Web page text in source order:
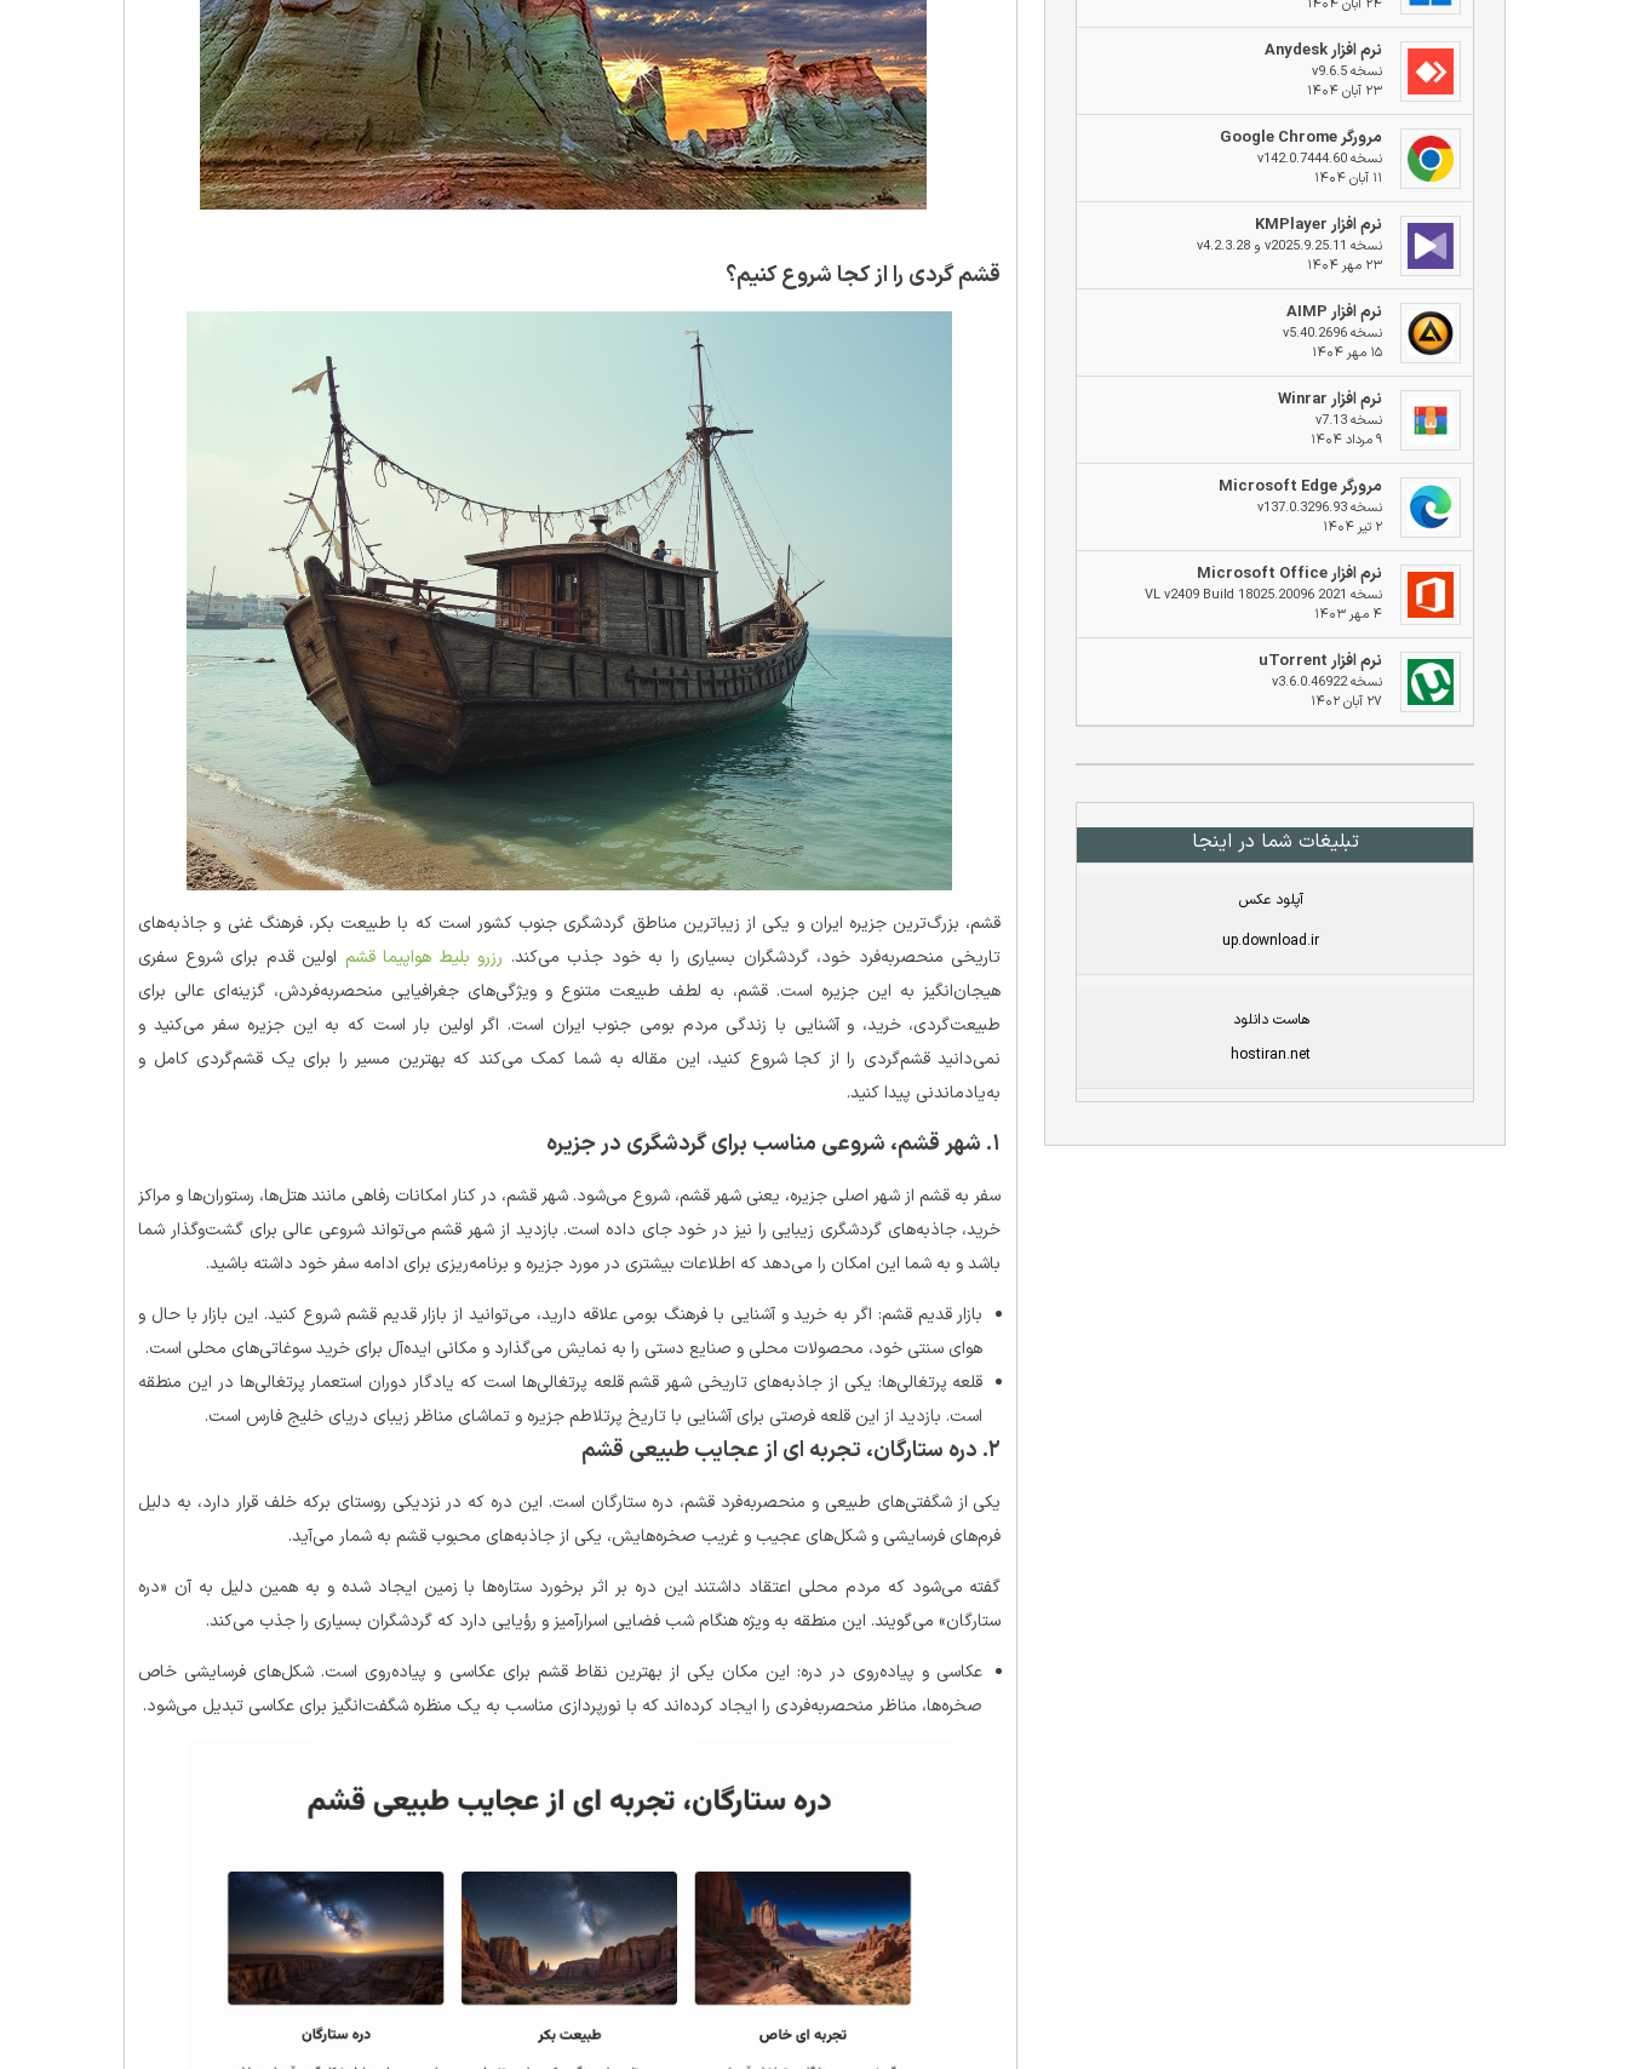
۲۴ آبان ۱۴۰۴
نرم افزار Anydesk
نسخه v9.6.5
۲۳ آبان ۱۴۰۴
مرورگر Google Chrome
نسخه v142.0.7444.60
۱۱ آبان ۱۴۰۴
نرم افزار KMPlayer
نسخه v2025.9.25.11 و v4.2.3.28
۲۳ مهر ۱۴۰۴
نرم افزار AIMP
نسخه v5.40.2696
۱۵ مهر ۱۴۰۴
نرم افزار Winrar
نسخه v7.13
۹ مرداد ۱۴۰۴
مرورگر Microsoft Edge
نسخه v137.0.3296.93
۲ تیر ۱۴۰۴
نرم افزار Microsoft Office
نسخه 2021 VL v2409 Build 18025.20096
۴ مهر ۱۴۰۳
نرم افزار uTorrent
نسخه v3.6.0.46922
۲۷ آبان ۱۴۰۲
تبلیغات شما در اینجا
آپلود عکس
up.download.ir
هاست دانلود
hostiran.net
قشم گردی را از کجا شروع کنیم؟
قشم، بزرگ‌ترین جزیره ایران و یکی از زیباترین مناطق گردشگری جنوب کشور است که با طبیعت بکر، فرهنگ غنی و جاذبه‌های
تاریخی منحصربه‌فرد خود، گردشگران بسیاری را به خود جذب می‌کند. رزرو بلیط هواپیما قشم اولین قدم برای شروع سفری
هیجان‌انگیز به این جزیره است. قشم، به لطف طبیعت متنوع و ویژگی‌های جغرافیایی منحصربه‌فردش، گزینه‌ای عالی برای
طبیعت‌گردی، خرید، و آشنایی با زندگی مردم بومی جنوب ایران است. اگر اولین بار است که به این جزیره سفر می‌کنید و
نمی‌دانید قشم‌گردی را از کجا شروع کنید، این مقاله به شما کمک می‌کند که بهترین مسیر را برای یک قشم‌گردی کامل و
به‌یادماندنی پیدا کنید.
۱. شهر قشم، شروعی مناسب برای گردشگری در جزیره
سفر به قشم از شهر اصلی جزیره، یعنی شهر قشم، شروع می‌شود. شهر قشم، در کنار امکانات رفاهی مانند هتل‌ها، رستوران‌ها و مراکز
خرید، جاذبه‌های گردشگری زیبایی را نیز در خود جای داده است. بازدید از شهر قشم می‌تواند شروعی عالی برای گشت‌وگذار شما
باشد و به شما این امکان را می‌دهد که اطلاعات بیشتری در مورد جزیره و برنامه‌ریزی برای ادامه سفر خود داشته باشید.
بازار قدیم قشم: اگر به خرید و آشنایی با فرهنگ بومی علاقه دارید، می‌توانید از بازار قدیم قشم شروع کنید. این بازار با حال و
هوای سنتی خود، محصولات محلی و صنایع دستی را به نمایش می‌گذارد و مکانی ایده‌آل برای خرید سوغاتی‌های محلی است.
قلعه پرتغالی‌ها: یکی از جاذبه‌های تاریخی شهر قشم قلعه پرتغالی‌ها است که یادگار دوران استعمار پرتغالی‌ها در این منطقه
است. بازدید از این قلعه فرصتی برای آشنایی با تاریخ پرتلاطم جزیره و تماشای مناظر زیبای دریای خلیج فارس است.
۲. دره ستارگان، تجربه ای از عجایب طبیعی قشم
یکی از شگفتی‌های طبیعی و منحصربه‌فرد قشم، دره ستارگان است. این دره که در نزدیکی روستای برکه خلف قرار دارد، به دلیل
فرم‌های فرسایشی و شکل‌های عجیب و غریب صخره‌هایش، یکی از جاذبه‌های محبوب قشم به شمار می‌آید.
گفته می‌شود که مردم محلی اعتقاد داشتند این دره بر اثر برخورد ستاره‌ها با زمین ایجاد شده و به همین دلیل به آن «دره
ستارگان» می‌گویند. این منطقه به ویژه هنگام شب فضایی اسرارآمیز و رؤیایی دارد که گردشگران بسیاری را جذب می‌کند.
عکاسی و پیاده‌روی در دره: این مکان یکی از بهترین نقاط قشم برای عکاسی و پیاده‌روی است. شکل‌های فرسایشی خاص
صخره‌ها، مناظر منحصربه‌فردی را ایجاد کرده‌اند که با نورپردازی مناسب به یک منظره شگفت‌انگیز برای عکاسی تبدیل می‌شود.